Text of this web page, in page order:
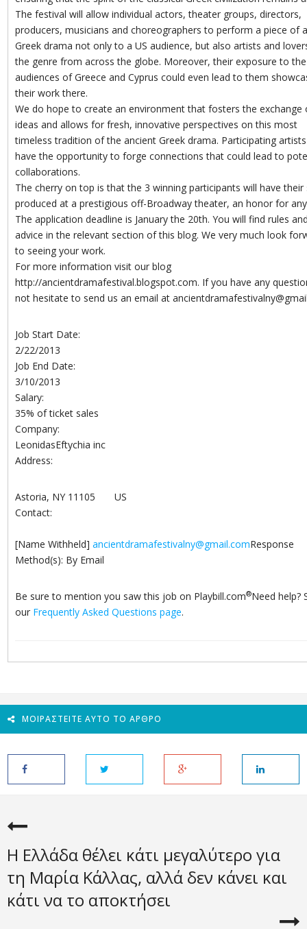
The festival will allow individual actors, theater groups, directors,
producers, musicians and choreographers to perform a piece of
Greek drama not only to a US audience, but also artists and
the genre from across the globe. Moreover, their exposure to the
audiences of Greece and Cyprus could even lead to them
their work there.
We do hope to create an environment that fosters the exchange
ideas and allows for fresh, innovative perspectives on this most
timeless tradition of the ancient Greek drama. Participating
have the opportunity to forge connections that could lead to
collaborations.
The cherry on top is that the 3 winning participants will have their
produced at a prestigious off-Broadway theater, an honor for
The application deadline is January the 20th. You will find rules
advice in the relevant section of this blog. We very much look
to seeing your work.
For more information visit our blog
http://ancientdramafestival.blogspot.com. If you have any
not hesitate to send us an email at
Job Start Date:
2/22/2013
Job End Date:
3/10/2013
Salary:
35% of ticket sales
Company:
LeonidasEftychia inc
Address:
Astoria, NY 11105 US
Contact:
[Name Withheld] ancientdramafestivalny@gmail.comResponse
Method(s): By Email
Be sure to mention you saw this job on Playbill.com®Need help?
our Frequently Asked Questions page.
ΜΟΙΡΑΣΤΕΊΤΕ ΑΥΤΌ ΤΟ ΆΡΘΡΟ
Η Ελλάδα θέλει κάτι μεγαλύτερο για
τη Μαρία Κάλλας, αλλά δεν κάνει και
κάτι να το αποκτήσει